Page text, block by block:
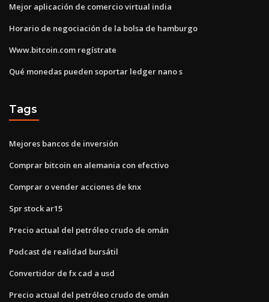
Mejor aplicación de comercio virtual india
Horario de negociación de la bolsa de hamburgo
Www.bitcoin.com regístrate
Qué monedas pueden soportar ledger nano s
Tags
Mejores bancos de inversión
Comprar bitcoin en alemania con efectivo
Comprar o vender acciones de knx
Spr stock ar15
Precio actual del petróleo crudo de omán
Podcast de realidad bursátil
Convertidor de fx cad a usd
Precio actual del petróleo crudo de omán